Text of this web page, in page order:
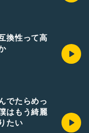
換性って高
でたらめっ
はもう綺麗
たい